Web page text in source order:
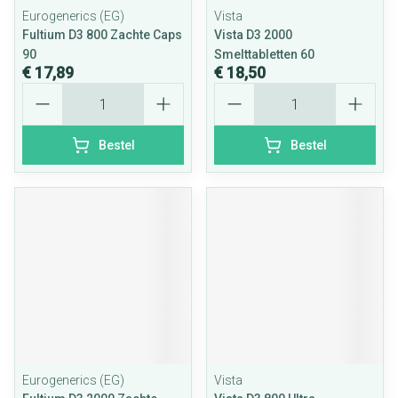
Eurogenerics (EG)
Fultium D3 800 Zachte Caps
90
€ 17,89
Bestel
Vista
Vista D3 2000
Smelttabletten 60
€ 18,50
Bestel
Eurogenerics (EG)
Vista